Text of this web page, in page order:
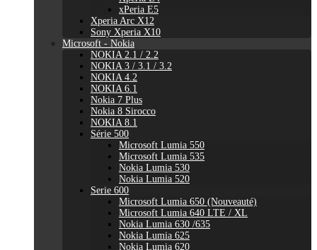
xPeria E5
Xperia Arc X12
Sony Xperia X10
Microsoft - Nokia
NOKIA 2.1 / 2.2
NOKIA 3 / 3.1 / 3.2
NOKIA 4.2
NOKIA 6.1
Nokia 7 Plus
Nokia 8 Sirocco
NOKIA 8.1
Série 500
Microsoft Lumia 550
Microsoft Lumia 535
Nokia Lumia 530
Nokia Lumia 520
Serie 600
Microsoft Lumia 650 (Nouveauté)
Microsoft Lumia 640 LTE / XL
Nokia Lumia 630 /635
Nokia Lumia 625
Nokia Lumia 620